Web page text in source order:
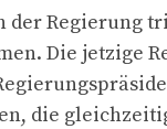
der Regierung
Die jetzige
die